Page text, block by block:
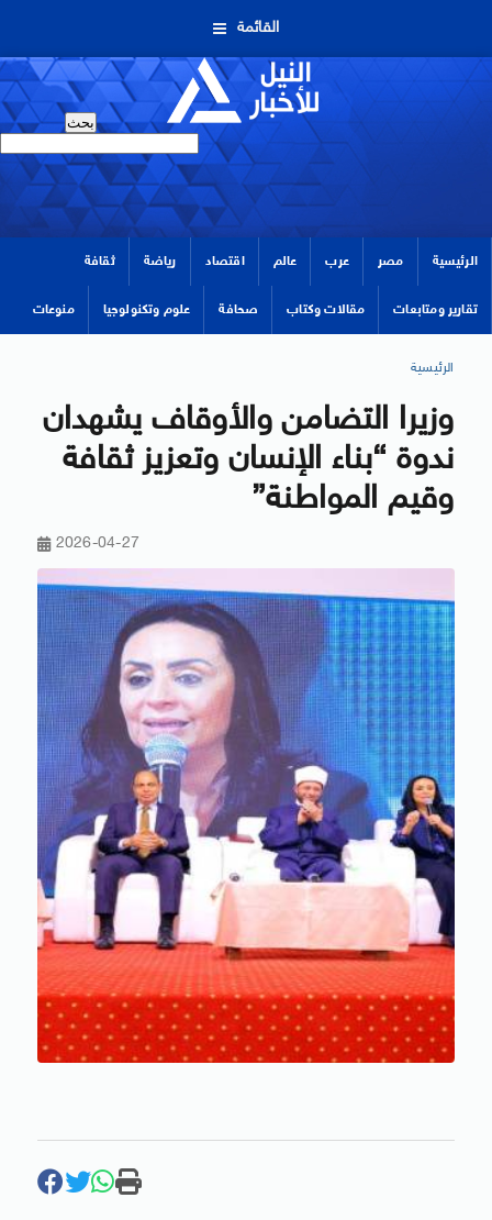
القائمة
الرئيسية مصر عرب عالم اقتصاد رياضة ثقافة
تقارير ومتابعات مقالات وكتاب صحافة علوم وتكنولوجيا منوعات
الرئيسية
وزيرا التضامن والأوقاف يشهدان
ندوة “بناء الإنسان وتعزيز ثقافة
وقيم المواطنة”
2026-04-27